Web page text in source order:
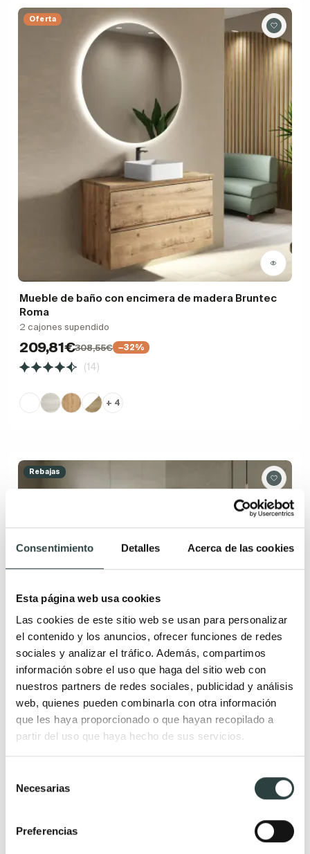
Consentimiento Detalles Acerca de las cookies
Esta página web usa cookies
Las cookies de este sitio web se usan para personalizar
el contenido y los anuncios, ofrecer funciones de redes
sociales y analizar el tráfico. Además, compartimos
información sobre el uso que haga del sitio web con
nuestros partners de redes sociales, publicidad y análisis
web, quienes pueden combinarla con otra información
que les haya proporcionado o que hayan recopilado a
partir del uso que haya hecho de sus servicios.
Necesarias
Preferencias
Oferta
Mueble de baño con encimera de madera Bruntec
Roma
2 cajones supendido
209,81€308,55€ −32%
(14)
+ 4
Rebajas
329,42€